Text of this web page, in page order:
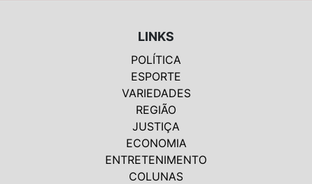
LINKS
POLÍTICA
ESPORTE
VARIEDADES
REGIÃO
JUSTIÇA
ECONOMIA
ENTRETENIMENTO
COLUNAS